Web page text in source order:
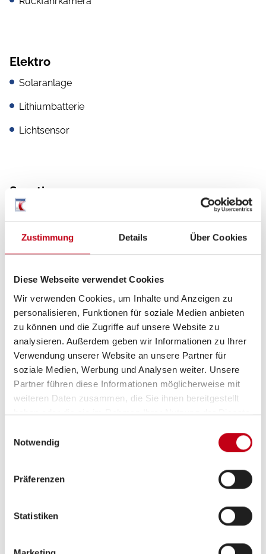
Zustimmung Details Über Cookies
Diese Webseite verwendet Cookies
Wir verwenden Cookies, um Inhalte und Anzeigen zu
personalisieren, Funktionen für soziale Medien anbieten
zu können und die Zugriffe auf unsere Website zu
analysieren. Außerdem geben wir Informationen zu Ihrer
Verwendung unserer Website an unsere Partner für
soziale Medien, Werbung und Analysen weiter. Unsere
Partner führen diese Informationen möglicherweise mit
weiteren Daten zusammen, die Sie ihnen bereitgestellt
haben oder die sie im Rahmen Ihrer Nutzung der Dienste
Notwendig
Präferenzen
Statistiken
Elektro
Solaranlage
Lithiumbatterie
Lichtsensor
Sonstiges
Wechselrichter
Grundrissbeschreibung
Doppel-/franz. Bett ab 3 Schlafplätze
Mittelsitzgruppe